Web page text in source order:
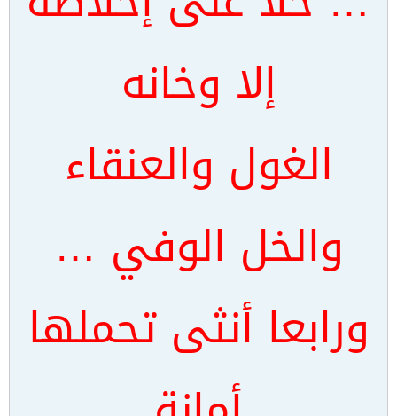
إلا وخانه
الغول والعنقاء
والخل الوفي …
ورابعا أنثى تحملها